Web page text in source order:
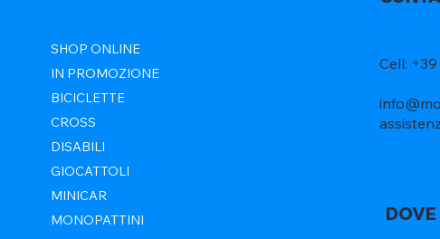
SHOP ONLINE
IN PROMOZIONE
BICICLETTE
CROSS
DISABILI
GIOCATTOLI
MINICAR
MONOPATTINI
Cell: